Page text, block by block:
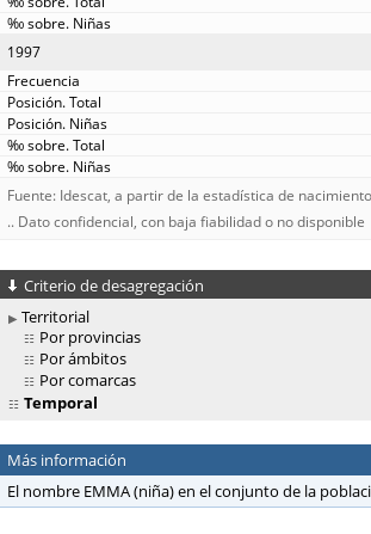
1997
Fuente: Idescat, a partir de la estadística de
.. Dato confidencial, con baja fiabilidad o no disponible
Criterio de desagregación
Territorial
Por provincias
Por ámbitos
Por comarcas
Temporal
Más información
El nombre EMMA (niña) en el conjunto de la